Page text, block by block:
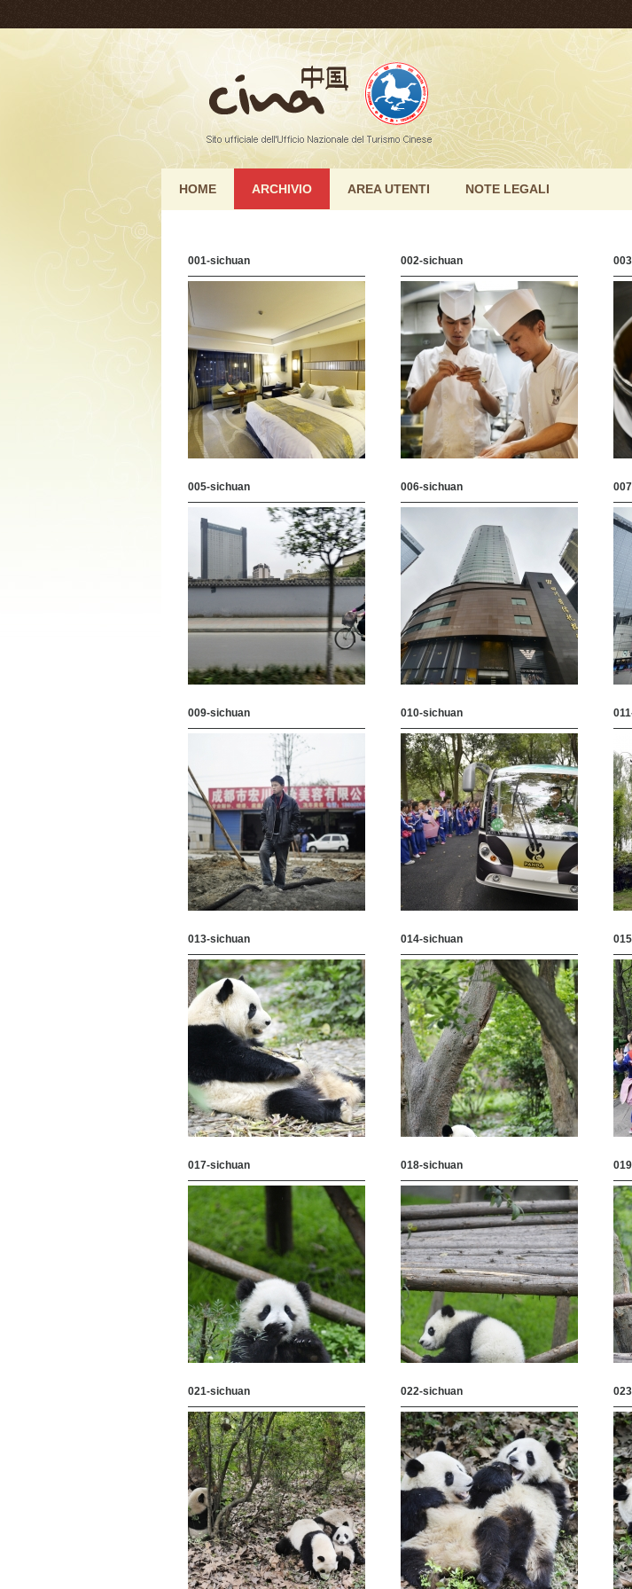
HOME ARCHIVIO AREA UTENTI NOTE LEGALI
001-sichuan 002-sichuan
005-sichuan 006-sichuan
009-sichuan 010-sichuan
013-sichuan 014-sichuan
017-sichuan 018-sichuan
021-sichuan 022-sichuan